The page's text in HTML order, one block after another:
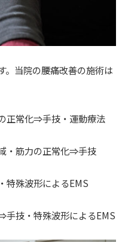
当院の腰痛改善の施術は
正常化⇒手技・運動療法
・筋力の正常化⇒手技
特殊波形によるEMS
技・特殊波形によるEMS